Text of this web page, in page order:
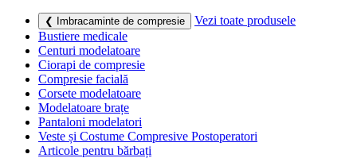
❮ Imbracaminte de compresie
Vezi toate produsele
Bustiere medicale
Centuri modelatoare
Ciorapi de compresie
Compresie facială
Corsete modelatoare
Modelatoare brațe
Pantaloni modelatori
Veste și Costume Compresive Postoperatori
Articole pentru bărbați